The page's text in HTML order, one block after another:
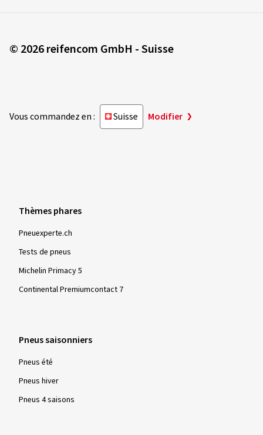
© 2026 reifencom GmbH - Suisse
Vous commandez en : Suisse Modifier
Thèmes phares
Pneuexperte.ch
Tests de pneus
Michelin Primacy 5
Continental Premiumcontact 7
Pneus saisonniers
Pneus été
Pneus hiver
Pneus 4 saisons